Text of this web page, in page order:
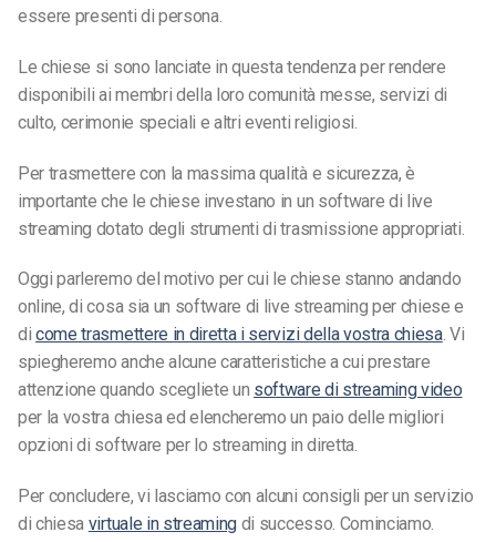
essere presenti di persona.
Le chiese si sono lanciate in questa tendenza per rendere
disponibili ai membri della loro comunità messe, servizi di
culto, cerimonie speciali e altri eventi religiosi.
Per trasmettere con la massima qualità e sicurezza, è
importante che le chiese investano in un software di live
streaming dotato degli strumenti di trasmissione appropriati.
Oggi parleremo del motivo per cui le chiese stanno andando
online, di cosa sia un software di live streaming per chiese e
dicome trasmettere in diretta i servizi della vostra chiesa. Vi
spiegheremo anche alcune caratteristiche a cui prestare
attenzione quando scegliete un software di streaming video
per la vostra chiesa ed elencheremo un paio delle migliori
opzioni di software per lo streaming in diretta.
Per concludere, vi lasciamo con alcuni consigli per un servizio
di chiesa virtuale in streaming di successo. Cominciamo.